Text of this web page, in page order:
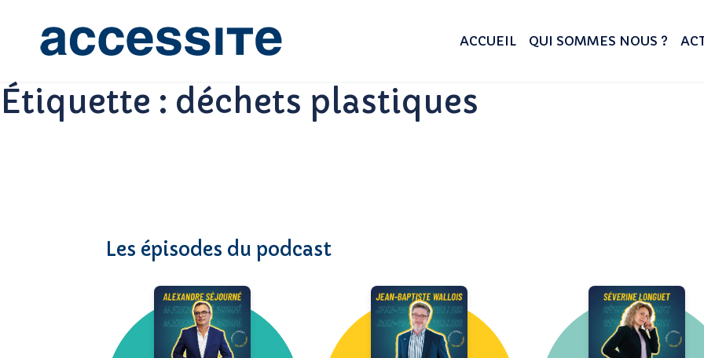
ACCUEIL QUI SOMMES NOUS ?
Étiquette : déchets plastiques
Les épisodes du podcast